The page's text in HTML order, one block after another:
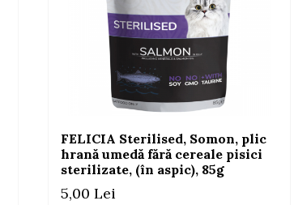
FELICIA Sterilised, Somon, plic
hrană umedă fără cereale pisici
sterilizate, (în aspic), 85g
5,00 Lei